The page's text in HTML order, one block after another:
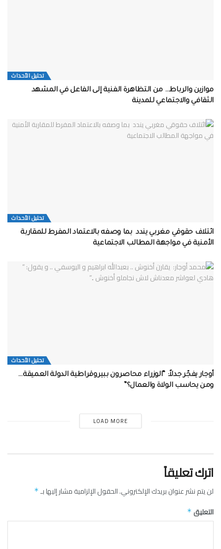
تحلیل الأحداث
موازين والرباط… من التظاهرة الفنية إلى الفاعل في المشهد
الثقافي والاجتماعي للمدينة
تحلیل الأحداث
ائتلاف حقوقي مغربي يندد بما وصفه بالاعتماد المفرط للمقاربة
الأمنية في مواجهة المطالب الاجتماعية
تحلیل الأحداث
أوجار يفجّر جدلاً: “الوزراء محاصرون ببيروقراطية الدولة العميقة…
ومن يحاسب الولاة والعمال؟”
LOAD MORE
اترك تعليقاً
لن يتم نشر عنوان بريدك الإلكتروني.الحقول الإلزامية مشار إليها بـ*
التعليق *